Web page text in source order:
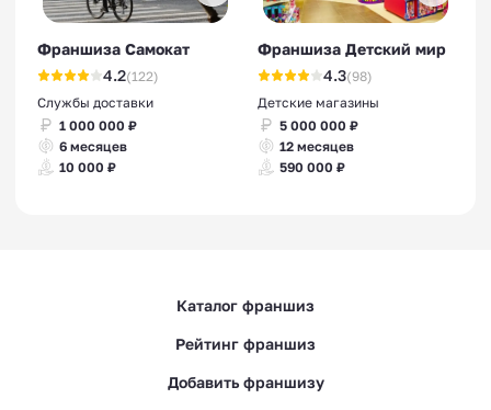
Франшиза Самокат
4.2(122)
Службы доставки
1 000 000 ₽
6 месяцев
10 000 ₽
Франшиза Детский мир
4.3(98)
Детские магазины
5 000 000 ₽
12 месяцев
590 000 ₽
Каталог франшиз
Рейтинг франшиз
Добавить франшизу